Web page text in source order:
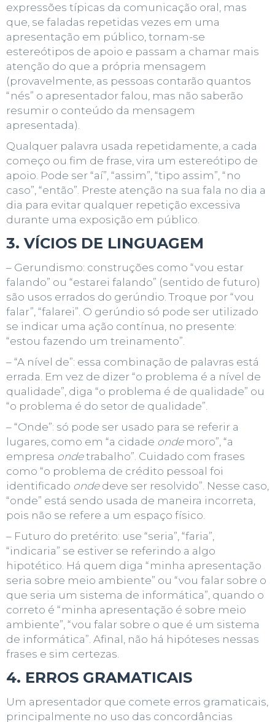
expressões típicas da comunicação oral, mas
que, se faladas repetidas vezes em uma
apresentação em público , tornam-se
estereótipos de apoio e passam a chamar mais
atenção do que a própria mensagem
(provavelmente, as pessoas contarão quantos
“nés” o apresentador falou, mas não saberão
resumir o conteúdo da mensagem
apresentada).
Qualquer palavra usada repetidamente, a cada
começo ou fim de frase, vira um estereótipo de
apoio. Pode ser “aí”, “assim”, “tipo assim”, “no
caso”, “então”. Preste atenção na sua fala no dia a
dia para evitar qualquer repetição excessiva
durante uma exposição em público.
3. VÍCIOS DE LINGUAGEM
– Gerundismo: construções como “vou estar
falando” ou “estarei falando” (sentido de futuro)
são usos errados do gerúndio. Troque por “vou
falar”, “falarei”. O gerúndio só pode ser utilizado
se indicar uma ação contínua, no presente:
“estou fazendo um treinamento”.
– “A nível de”: essa combinação de palavras está
errada. Em vez de dizer “o problema é a nível de
qualidade”, diga “o problema é de qualidade” ou
“o problema é do setor de qualidade”.
– “Onde”: só pode ser usado para se referir a
lugares, como em “a cidade ondemoro”, “a
empresa ondetrabalho”. Cuidado com frases
como “o problema de crédito pessoal foi
identificado ondedeve ser resolvido”. Nesse caso,
“onde” está sendo usada de maneira incorreta,
pois não se refere a um espaço físico.
– Futuro do pretérito: use “seria”, “faria”,
“indicaria” se estiver se referindo a algo
hipotético. Há quem diga “minha apresentação
seria sobre meio ambiente” ou “vou falar sobre o
que seria um sistema de informática”, quando o
correto é “minha apresentação é sobre meio
ambiente”, “vou falar sobre o que é um sistema
de informática”. Afinal, não há hipóteses nessas
frases e sim certezas.
4. ERROS GRAMATICAIS
Um apresentador que comete erros gramaticais,
principalmente no uso das concordâncias